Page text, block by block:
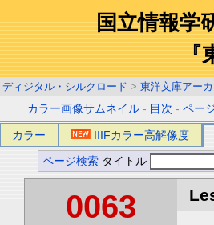
国立情報学
『
ディジタル・シルクロード > 東洋文庫アー
カラー画像サムネイル - 目次 -ペー
カラー IIIFカラー高解像度
ページ検索 タイトル
0063